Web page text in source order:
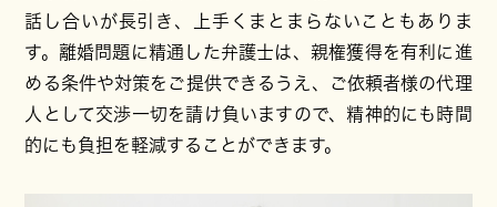
話し合いが長引き、上手くまとまらないこともありま
す。離婚問題に精通した弁護士は、親権獲得を有利に進
める条件や対策をご提供できるうえ、ご依頼者様の代理
人として交渉一切を請け負いますので、精神的にも時間
的にも負担を軽減することができます。